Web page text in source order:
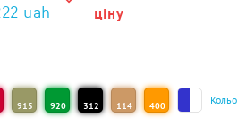
uah
uah
uah
ціну
915 920 312 114 400